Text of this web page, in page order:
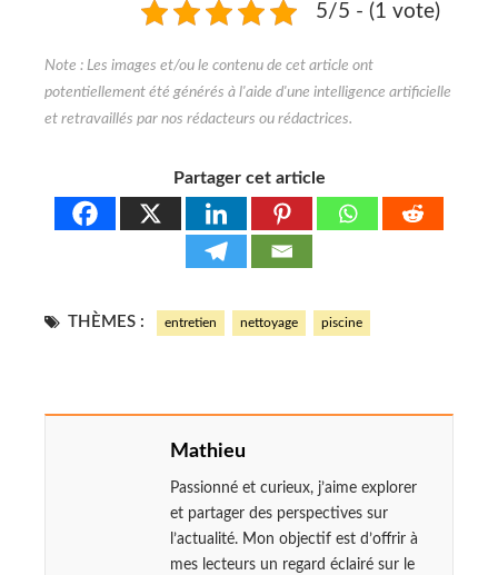
5/5 - (1 vote)
Partager cet article
THÈMES : entretien nettoyage piscine
Mathieu
Passionné et curieux, j’aime explorer
et partager des perspectives sur
l’actualité. Mon objectif est d’offrir à
mes lecteurs un regard éclairé sur le